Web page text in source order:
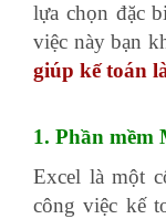
lựa chọn đặc
việc này bạn
giúp kế toán
1. Phần mềm
Excel là một
công việc kế